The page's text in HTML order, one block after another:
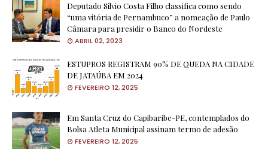
Deputado Silvio Costa Filho classifica como sendo
“uma vitória de Pernambuco” a nomeação de Paulo
Câmara para presidir o Banco do Nordeste
ABRIL 02, 2023
ESTUPROS REGISTRAM 90% DE QUEDA NA CIDADE
DE JATAÚBA EM 2024
FEVEREIRO 12, 2025
Em Santa Cruz do Capibaribe-PE, contemplados do
Bolsa Atleta Municipal assinam termo de adesão
FEVEREIRO 12, 2025